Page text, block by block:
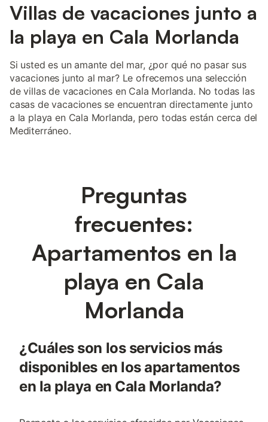
Villas de vacaciones junto a
la playa en Cala Morlanda
Si usted es un amante del mar, ¿por qué no pasar sus
vacaciones junto al mar? Le ofrecemos una selección
de villas de vacaciones en Cala Morlanda. No todas las
casas de vacaciones se encuentran directamente junto
a la playa en Cala Morlanda, pero todas están cerca del
Mediterráneo.
Preguntas
frecuentes:
Apartamentos en la
playa en Cala
Morlanda
¿Cuáles son los servicios más
disponibles en los apartamentos
en la playa en Cala Morlanda?